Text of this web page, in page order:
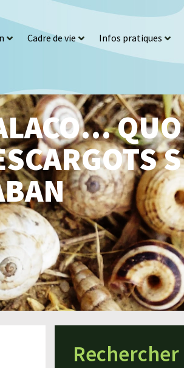
Cadre de vie Infos pratiques
Rechercher